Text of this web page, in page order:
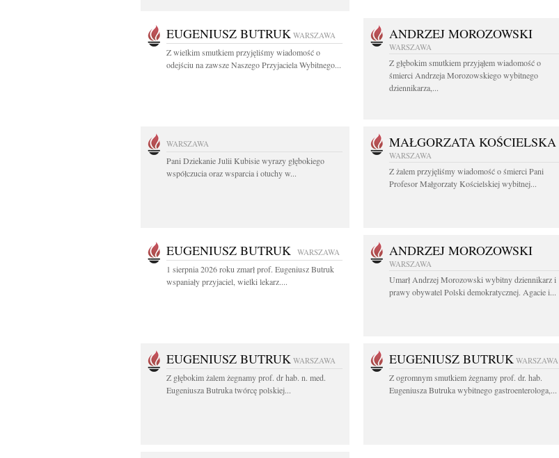
EUGENIUSZ BUTRUK WARSZAWA
Z wielkim smutkiem przyjęliśmy wiadomość o
odejściu na zawsze Naszego Przyjaciela Wybitnego...
ANDRZEJ MOROZOWSKI
WARSZAWA
Z głębokim smutkiem przyjąłem wiadomość o
śmierci Andrzeja Morozowskiego wybitnego
dziennikarza,...
WARSZAWA
Pani Dziekanie Julii Kubisie wyrazy głębokiego
współczucia oraz wsparcia i otuchy w...
MAŁGORZATA KOŚCIELSKA
WARSZAWA
Z żalem przyjęliśmy wiadomość o śmierci Pani
Profesor Małgorzaty Kościelskiej wybitnej...
EUGENIUSZ BUTRUK WARSZAWA
1 sierpnia 2026 roku zmarł prof. Eugeniusz Butruk
wspaniały przyjaciel, wielki lekarz....
ANDRZEJ MOROZOWSKI
WARSZAWA
Umarł Andrzej Morozowski wybitny dziennikarz i
prawy obywatel Polski demokratycznej. Agacie i...
EUGENIUSZ BUTRUK WARSZAWA
Z głębokim żalem żegnamy prof. dr hab. n. med.
Eugeniusza Butruka twórcę polskiej...
EUGENIUSZ BUTRUK WARSZAWA
Z ogromnym smutkiem żegnamy prof. dr. hab.
Eugeniusza Butruka wybitnego gastroenterologa,...